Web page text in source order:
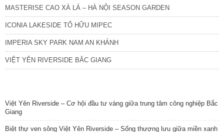
MASTERISE CAO XÀ LÁ – HÀ NỘI SEASON GARDEN
ICONIA LAKESIDE TỐ HỮU MIPEC
IMPERIA SKY PARK NAM AN KHÁNH
VIỆT YÊN RIVERSIDE BẮC GIANG
Việt Yên Riverside – Cơ hội đầu tư vàng giữa trung tâm công nghiệp Bắc
Giang
Biệt thự ven sông Việt Yên Riverside – Sống thượng lưu giữa miền xanh